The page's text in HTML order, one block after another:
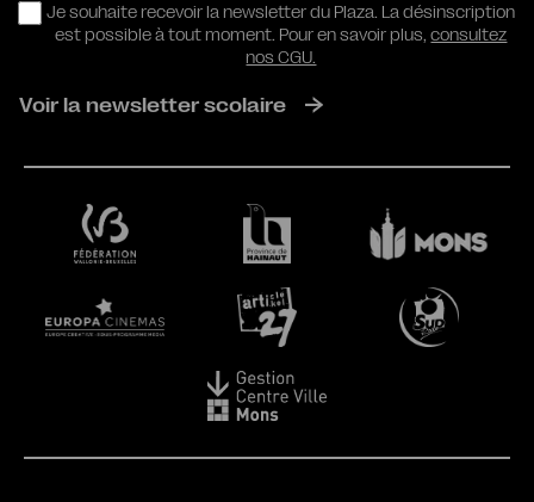
RGPD
Je souhaite recevoir la newsletter du Plaza. La désinscription
est possible à tout moment. Pour en savoir plus,consultez
nos CGU.
Voir la newsletter scolaire